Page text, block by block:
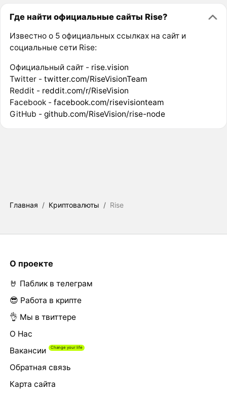
Где найти официальные сайты Rise?
Известно о 5 официальных ссылках на сайт и
социальные сети Rise:
Официальный сайт - rise.vision
Twitter - twitter.com/RiseVisionTeam
Reddit - reddit.com/r/RiseVision
Facebook - facebook.com/risevisionteam
GitHub - github.com/RiseVision/rise-node
Главная / Криптовалюты / Rise
О проекте
🤘 Паблик в телеграм
😎 Работа в крипте
👌 Мы в твиттере
О Нас
Вакансии
Обратная связь
Карта сайта